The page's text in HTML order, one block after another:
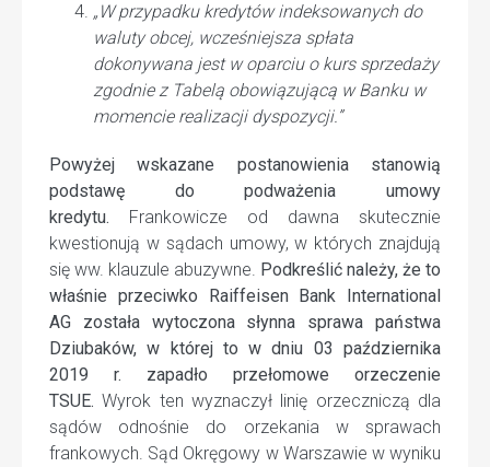
„W przypadku kredytów indeksowanych do
waluty obcej, wcześniejsza spłata
dokonywana jest w oparciu o kurs sprzedaży
zgodnie z Tabelą obowiązującą w Banku w
momencie realizacji dyspozycji.”
Powyżej wskazane postanowienia stanowią
podstawę do podważenia umowy
kredytu. Frankowicze od dawna skutecznie
kwestionują w sądach umowy, w których znajdują
się ww. klauzule abuzywne. Podkreślić należy, że to
właśnie przeciwko Raiffeisen Bank International
AG została wytoczona słynna sprawa państwa
Dziubaków, w której to w dniu 03 października
2019 r. zapadło przełomowe orzeczenie
TSUE. Wyrok ten wyznaczył linię orzeczniczą dla
sądów odnośnie do orzekania w sprawach
frankowych. Sąd Okręgowy w Warszawie w wyniku